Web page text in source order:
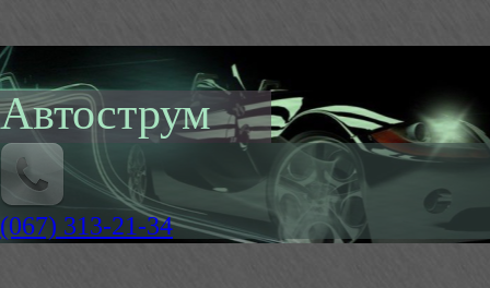
Автострум
(067) 313-21-34